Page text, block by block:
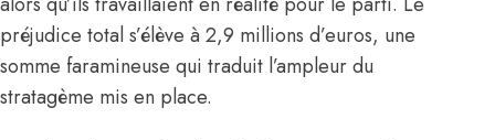
préjudice total s’élève à 2,9 millions d’euros, une
somme faramineuse qui traduit l’ampleur du
stratagème mis en place.